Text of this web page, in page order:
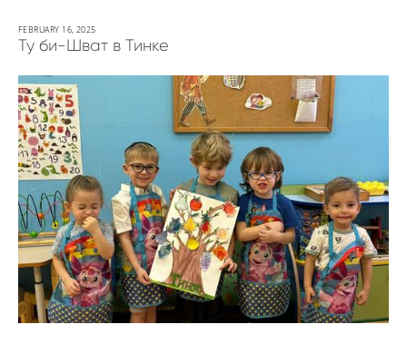
Ту би-Шват в Тинке
FEBRUARY 16, 2025